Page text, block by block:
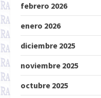
febrero 2026
enero 2026
diciembre 2025
noviembre 2025
octubre 2025